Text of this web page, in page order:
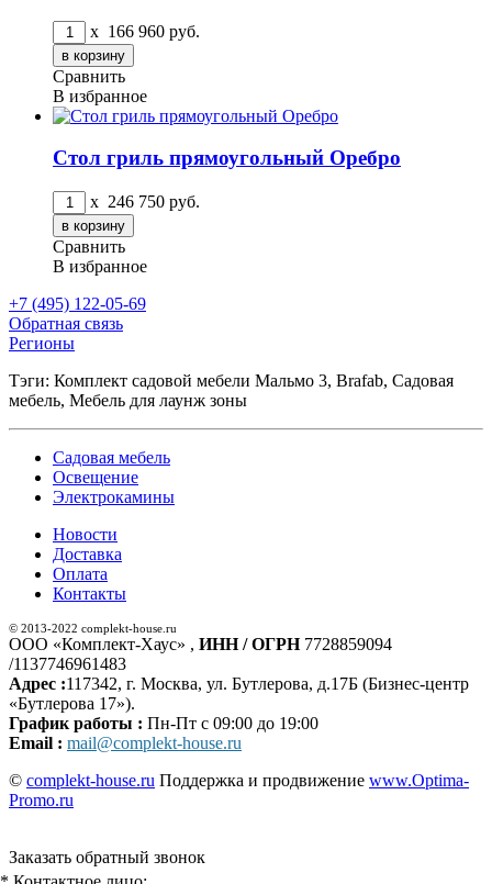
x 166 960 руб.
Сравнить
В избранное
Стол гриль прямоугольный Оребро
x 246 750 руб.
Сравнить
В избранное
+7 (495) 122-05-69
Обратная связь
Регионы
Тэги: Комплект садовой мебели Мальмо 3, Brafab, Садовая
мебель, Мебель для лаунж зоны
Садовая мебель
Освещение
Электрокамины
Новости
Доставка
Оплата
Контакты
© 2013-2022 complekt-house.ru
ООО «Комплект-Хаус» , ИНН / ОГРН7728859094
/1137746961483
Адрес :117342, г. Москва, ул. Бутлерова, д.17Б (Бизнес-центр
«Бутлерова 17»).
График работы : Пн-Пт с 09:00 до 19:00
Email : mail@complekt-house.ru
© complekt-house.ru Поддержка и продвижение www.Optima-
Promo.ru
Заказать обратный звонок